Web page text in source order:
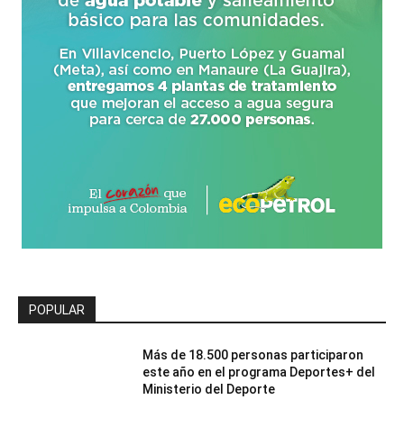
POPULAR
Más de 18.500 personas participaron
este año en el programa Deportes+ del
Ministerio del Deporte